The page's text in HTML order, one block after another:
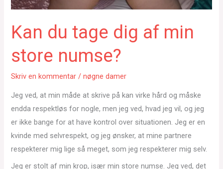
Kan du tage dig af min
store numse?
Skriv en kommentar /nøgne damer
Jeg ved, at min måde at skrive på kan virke hård og måske
endda respektløs for nogle, men jeg ved, hvad jeg vil, og jeg
er ikke bange for at have kontrol over situationen. Jeg er en
kvinde med selvrespekt, og jeg ønsker, at mine partnere
respekterer mig lige så meget, som jeg respekterer mig selv.
Jeg er stolt af min krop, især min store numse. Jeg ved, det